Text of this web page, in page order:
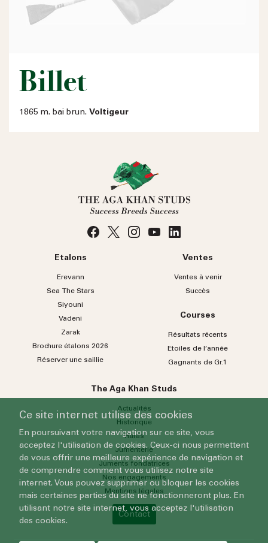
Billet
1865 m. bai brun. Voltigeur
Etalons
Erevann
Sea TheStars
Siyouni
Vadeni
Zarak
Brochure étalons 2026
Réserver une saillie
Ventes
Ventes à venir
Succès
Courses
Résultats récents
Etoiles de l’année
Gagnants de Gr.1
The Aga Khan Studs
Actualités
Historique
Haras
Jumenterie
Juments fondatrices
Nos engagements
Mentions légales
Contact
Ce site internet utilise des cookies
En poursuivant votre navigation sur ce site, vous
acceptez l'utilisation de cookies. Ceux-ci nous permettent
de vous offrir une meilleure expérience de navigation et
de comprendre comment vous utilisez notre site
internet. Vous pouvez supprimer ou bloquer les cookies
mais certaines parties du site ne fonctionneront plus. En
utilisant notre site internet, vous acceptez l'utilisation
des cookies.